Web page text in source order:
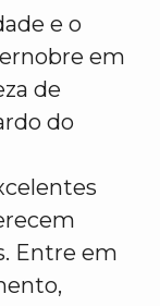
e o
em
de
do
Entre em